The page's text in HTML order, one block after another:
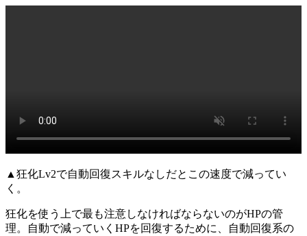
▲狂化Lv2で自動回復スキルなしだとこの速度で減ってい
く。
狂化を使う上で最も注意しなければならないのがHPの管
理。自動で減っていくHPを回復するために、自動回復系の